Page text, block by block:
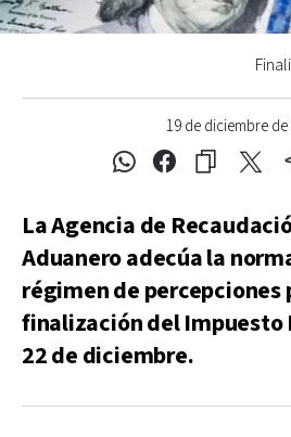
19 de diciembre de
La Agencia de
Aduanero adecúa la
régimen de percepciones
finalización del Impuesto
22 de diciembre.